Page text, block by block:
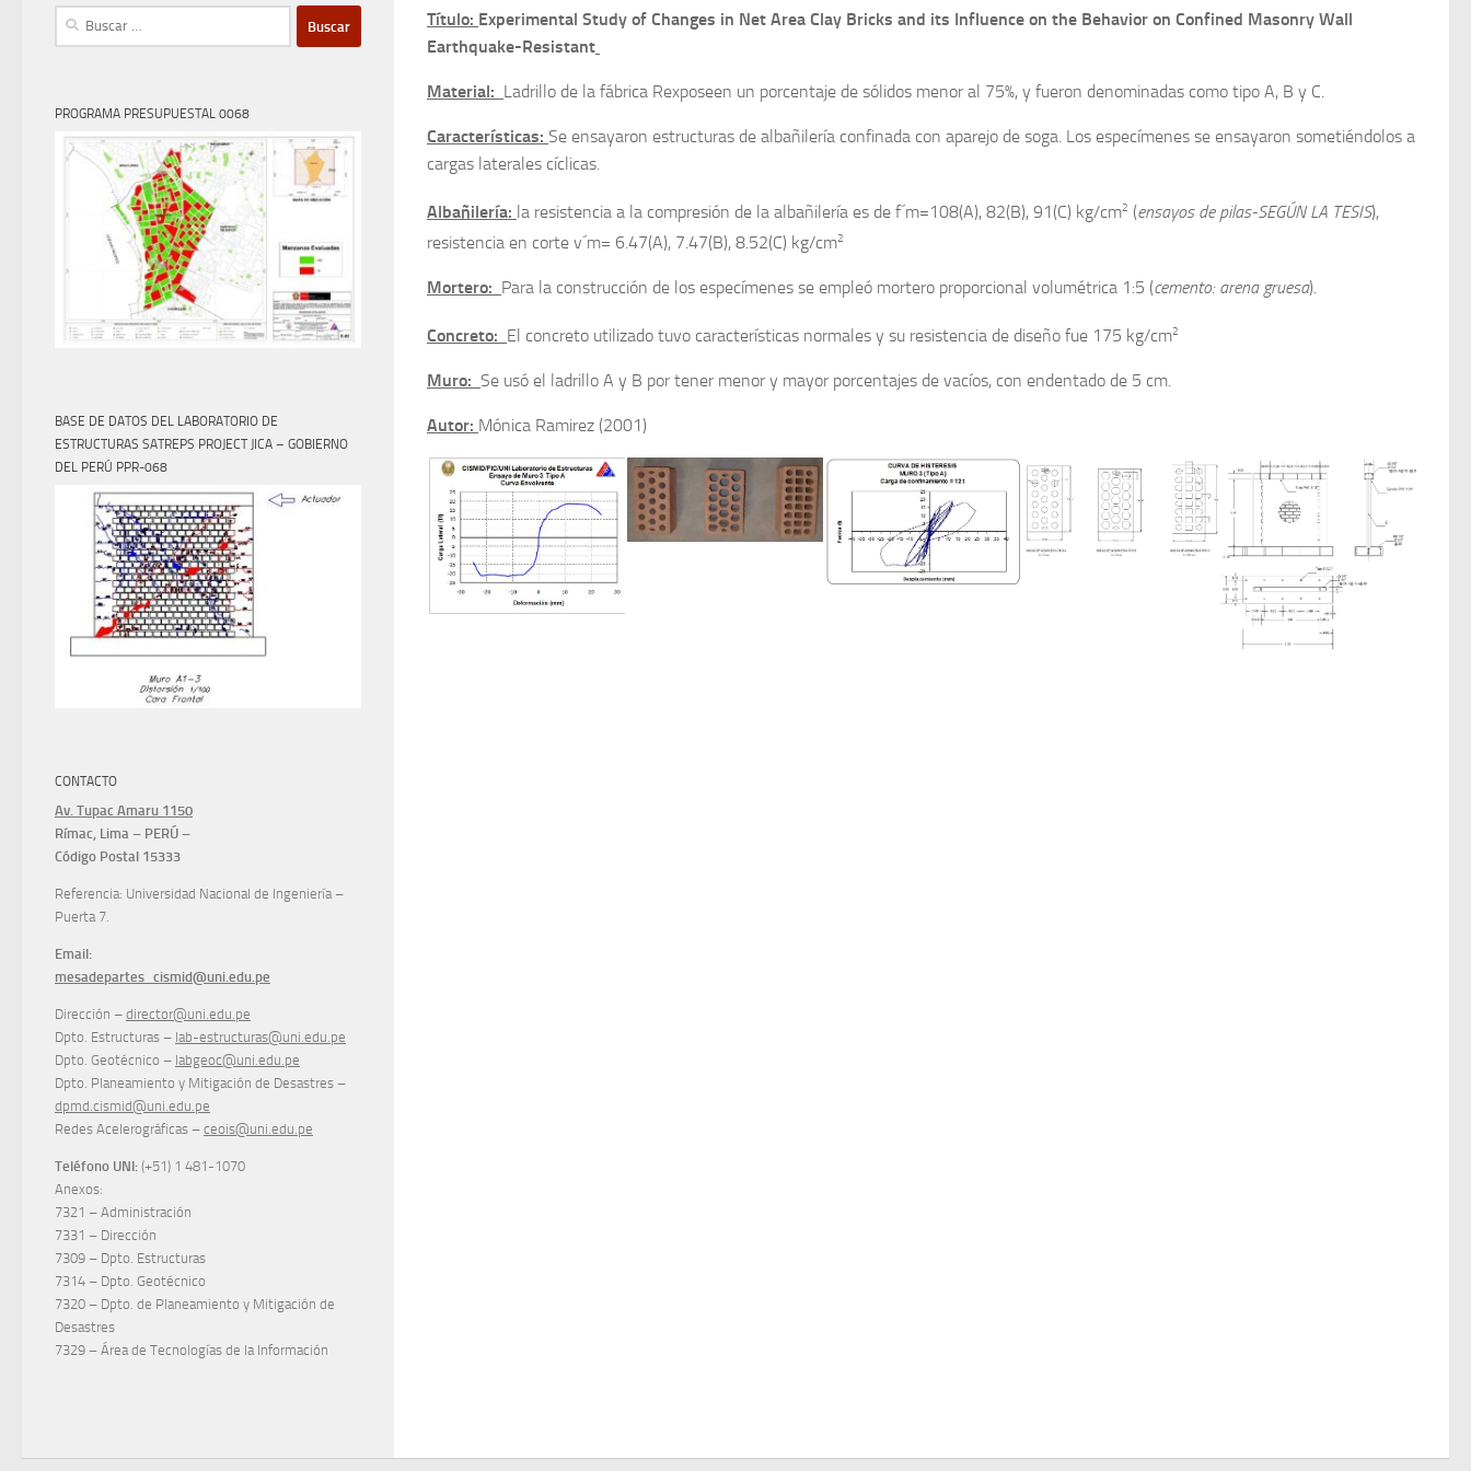
Título: Experimental Study of Changes in Net Area Clay Bricks and its Influence on the Behavior on Confined Masonry Wall
Earthquake-Resistant
Material: Ladrillo de la fábrica Rexposeen un porcentaje de sólidos menor al 75%, y fueron denominadas como tipo A, B y C.
Características: Se ensayaron estructuras de albañilería confinada con aparejo de soga. Los especímenes se ensayaron sometiéndolos a
cargas laterales cíclicas.
Albañilería: la resistencia a la compresión de la albañilería es de f´m=108(A), 82(B), 91(C) kg/cm2 (ensayos de pilas-SEGÚN LA TESIS),
resistencia en corte v´m= 6.47(A), 7.47(B), 8.52(C) kg/cm2
Mortero: Para la construcción de los especímenes se empleó mortero proporcional volumétrica 1:5 (cemento: arena gruesa).
Concreto: El concreto utilizado tuvo características normales y su resistencia de diseño fue 175 kg/cm2
Muro: Se usó el ladrillo A y B por tener menor y mayor porcentajes de vacíos, con endentado de 5 cm.
Autor: Mónica Ramirez (2001)
Buscar:
PROGRAMA PRESUPUESTAL 0068
BASE DE DATOS DEL LABORATORIO DE
ESTRUCTURAS SATREPS PROJECT JICA – GOBIERNO
DEL PERÚ PPR-068
CONTACTO
Av. Tupac Amaru 1150
Rímac, Lima – PERÚ –
Código Postal 15333
Referencia: Universidad Nacional de Ingeniería –
Puerta 7.
Email:
mesadepartes_cismid@uni.edu.pe
Dirección – director@uni.edu.pe
Dpto. Estructuras – lab-estructuras@uni.edu.pe
Dpto. Geotécnico – labgeoc@uni.edu.pe
Dpto. Planeamiento y Mitigación de Desastres –
dpmd.cismid@uni.edu.pe
Redes Acelerográficas – ceois@uni.edu.pe
Teléfono UNI: (+51) 1 481-1070
Anexos:
7321 – Administración
7331 – Dirección
7309 – Dpto. Estructuras
7314 – Dpto. Geotécnico
7320 – Dpto. de Planeamiento y Mitigación de
Desastres
7329 – Área de Tecnologías de la Información